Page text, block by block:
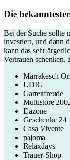
Die
Bei der Suche sollte
investiert, und dann
kann das sehr
Vertrauen schenken.
Marrakesch
UDIG
Gartenfreude
Multistore
Dazone
Geschenke 24
Casa Vivente
pajoma
Relaxdays
Trauer-Shop